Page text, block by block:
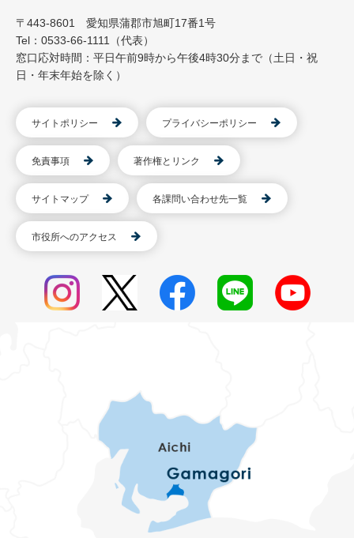
〒443-8601 愛知県蒲郡市旭町17番1号
Tel：0533-66-1111（代表）
窓口応対時間：平日午前9時から午後4時30分まで（土日・祝
日・年末年始を除く）
サイトポリシー プライバシーポリシー
免責事項 著作権とリンク
サイトマップ 各課問い合わせ先一覧
市役所へのアクセス